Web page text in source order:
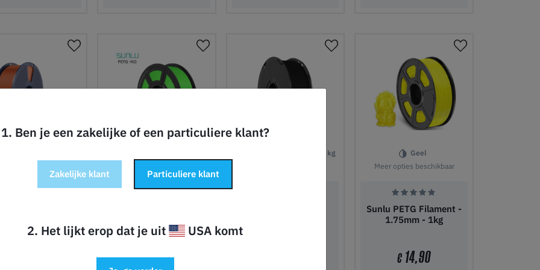
€14,90
1 kg
Geel
Meer opties beschikbaar
Sunlu PETG Filament -
1.75mm - 1kg
€ 14,90
1. Ben je een zakelijke of een particuliere klant?
Zakelijke klant Particuliere klant
2. Het lijkt erop dat je uit USA komt